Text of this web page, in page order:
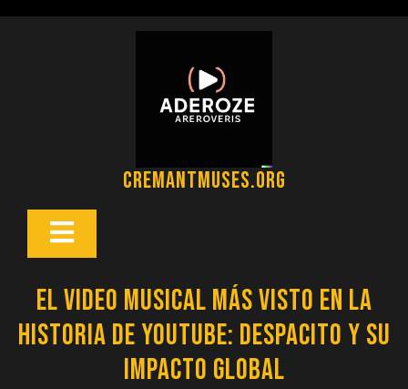
cremantmuses.org
Botón
El Video Musical Más Visto en la
Historia de YouTube: Despacito y su
Impacto Global